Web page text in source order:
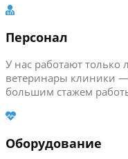
Персонал
У нас работают
ветеринары клиники
большим стажем
Оборудование